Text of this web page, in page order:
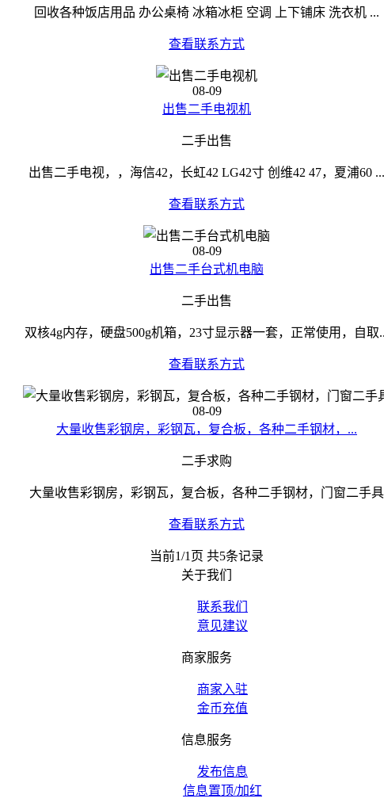
回收各种饭店用品 办公桌椅 冰箱冰柜 空调 上下铺床 洗衣机 ...
查看联系方式
08-09
出售二手电视机
二手出售
出售二手电视，，海信42，长虹42 LG42寸 创维42 47，夏浦60 ...
查看联系方式
08-09
出售二手台式机电脑
二手出售
双核4g内存，硬盘500g机箱，23寸显示器一套，正常使用，自取
查看联系方式
08-09
大量收售彩钢房，彩钢瓦，复合板，各种二手钢材，...
二手求购
大量收售彩钢房，彩钢瓦，复合板，各种二手钢材，门窗二手具
查看联系方式
当前1/1页 共5条记录
关于我们
联系我们
意见建议
商家服务
商家入驻
金币充值
信息服务
发布信息
信息置顶/加红